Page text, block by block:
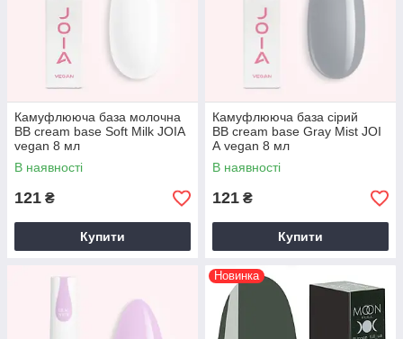
Камуфлююча база молочна
BB cream base Soft Milk JOIA
vegan 8 мл
В наявності
121 ₴
Купити
Камуфлююча база сірий
BB cream base Gray Mist JOI
A vegan 8 мл
В наявності
121 ₴
Купити
Новинка